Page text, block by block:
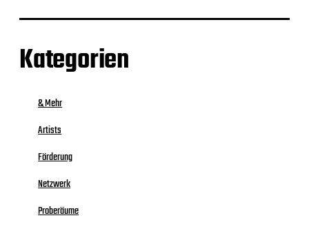
Kategorien
& Mehr
Artists
Förderung
Netzwerk
Proberäume